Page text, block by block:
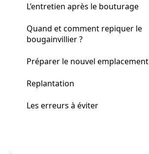
L’entretien après le bouturage
Quand et comment repiquer le
bougainvillier ?
Préparer le nouvel emplacement
Replantation
Les erreurs à éviter